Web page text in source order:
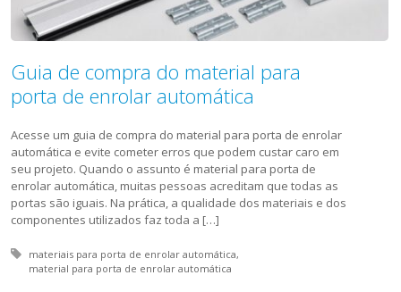
Guia de compra do material para
porta de enrolar automática
Acesse um guia de compra do material para porta de enrolar
automática e evite cometer erros que podem custar caro em
seu projeto. Quando o assunto é material para porta de
enrolar automática, muitas pessoas acreditam que todas as
portas são iguais. Na prática, a qualidade dos materiais e dos
componentes utilizados faz toda a […]
Tagged with:
materiais para porta de enrolar automática
material para porta de enrolar automática